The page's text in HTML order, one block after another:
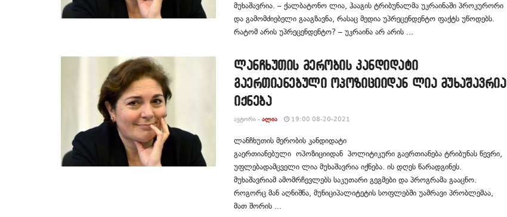
მუხაშავრია. – ქალბატონო ლია, ჰააგის ტრიბუნალმა უკრაინაში პროკურორი
და გამომძიებელი გააგზავნა, რასაც მედია უპრეცენდენტო ფაქტს უწოდებს.
რატომ არის უპრეცენდენტო? – უკრაინა არ არის ...
ლანჩხუთის მერობის კანდიდატი
გაერთიანებული ოპოზიციიდან ლია მუხაშავრია
იქნება
ᲐᲕᲢᲝᲠᲘ - ᲐᲚᲘᲐ 19:00 08-20-2021
ლანჩხუთის მერობის კანდიდატი
გაერთიანებული ოპოზიციიდან პოლიტიკური გაერთიანება ტრიბუნას წევრი,
უფლებადამცველი ლია მუხაშავრია იქნება. ის დღეს წარადგინეს.
მუხაშავრიამ ამომრჩევლებს საკუთარი გეგმები და პროგრამა გააცნო.
როგორც მან აღნიშნა, მუნიციპალიტეტის სოფლებში უამრავი პრობლემაა,
მათ შორის ...